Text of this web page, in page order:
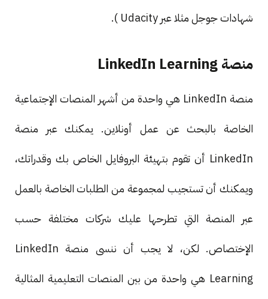
شهادات جوجل مثلا عبر Udacity ).
منصة LinkedIn Learning
منصة LinkedIn هي واحدة من أشهر المنصات الإجتماعية
الخاصة بالبحث عن عمل أونلاين. يمكنك عبر منصة
LinkedIn أن تقوم بتهيئة البروفايل الخاص بك وقدراتك،
ويمكنك أن تستجيب لمجموعة من الطلبات الخاصة بالعمل
عبر المنصة التي تطرحها عليك شركات مختلفة حسب
الإختصاص. لكن، لا يجب أن ننسى منصة LinkedIn
Learning هي واحدة من بين المنصات التعليمية المثالية